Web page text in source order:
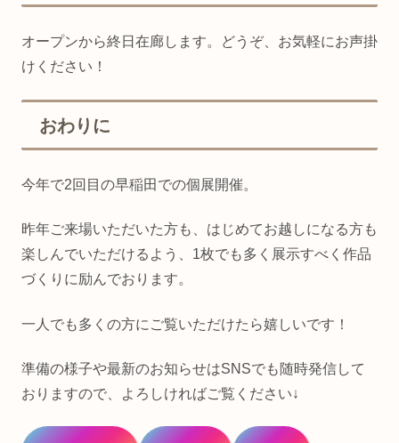
オープンから終日在廊します。どうぞ、お気軽にお声掛
けください！
おわりに
今年で2回目の早稲田での個展開催。
昨年ご来場いただいた方も、はじめてお越しになる方も
楽しんでいただけるよう、1枚でも多く展示すべく作品
づくりに励んでおります。
一人でも多くの方にご覧いただけたら嬉しいです！
準備の様子や最新のお知らせはSNSでも随時発信して
おりますので、よろしければご覧ください↓